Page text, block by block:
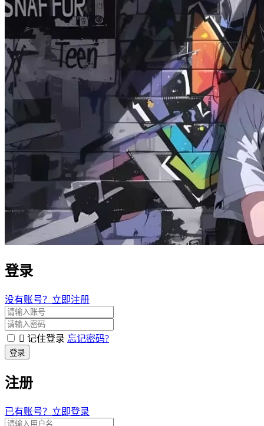
登录
没有账号？立即注册
记住登录 忘记密码?
登录
注册
已有账号？立即登录